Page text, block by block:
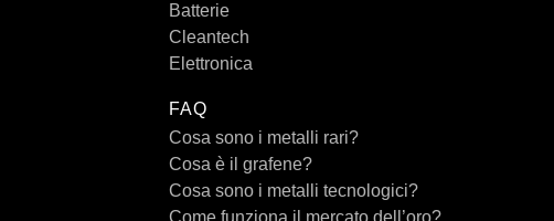
Batterie
Cleantech
Elettronica
FAQ
Cosa sono i metalli rari?
Cosa è il grafene?
Cosa sono i metalli tecnologici?